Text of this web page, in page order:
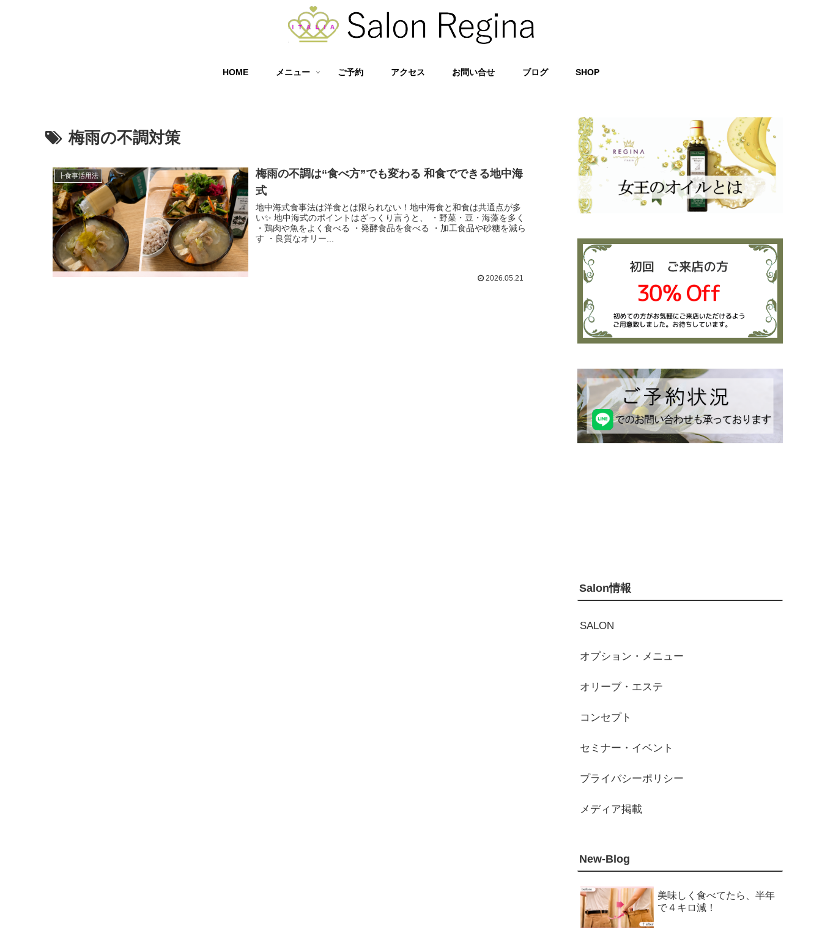
HOME メニュー ご予約 アクセス お問い合せ ブログ SHOP
梅雨の不調対策
┣食事活用法
梅雨の不調は“食べ方”でも変わる 和食でできる地中海
式
地中海式食事法は洋食とは限られない！地中海食と和食は共通点が多
い✨ 地中海式のポイントはざっくり言うと、 ・野菜・豆・海藻を多く
・鶏肉や魚をよく食べる ・発酵食品を食べる ・加工食品や砂糖を減ら
す ・良質なオリー...
2026.05.21
Salon情報
SALON
オプション・メニュー
オリーブ・エステ
コンセプト
セミナー・イベント
プライバシーポリシー
メディア掲載
New-Blog
美味しく食べてたら、半年
で４キロ減！